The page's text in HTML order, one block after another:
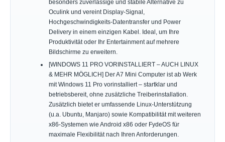
besonders zuverlässige und stabile Alternative zu
Oculink und vereint Display-Signal,
Hochgeschwindigkeits-Datentransfer und Power
Delivery in einem einzigen Kabel. Ideal, um Ihre
Produktivität oder Ihr Entertainment auf mehrere
Bildschirme zu erweitern.
[WINDOWS 11 PRO VORINSTALLIERT – AUCH LINUX
& MEHR MÖGLICH] Der A7 Mini Computer ist ab Werk
mit Windows 11 Pro vorinstalliert – startklar und
betriebsbereit, ohne zusätzliche Treiberinstallation.
Zusätzlich bietet er umfassende Linux-Unterstützung
(u.a. Ubuntu, Manjaro) sowie Kompatibilität mit weiteren
x86-Systemen wie Android x86 oder FydeOS für
maximale Flexibilität nach Ihren Anforderungen.